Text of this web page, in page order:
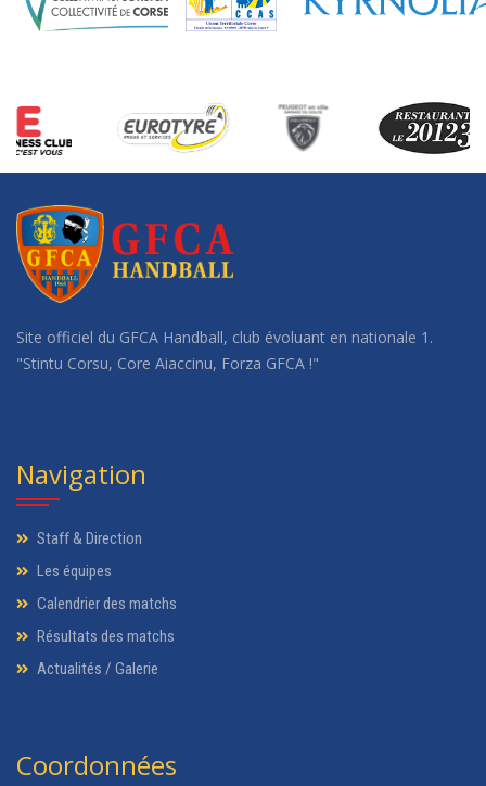
Site officiel du GFCA Handball, club évoluant en nationale 1.
"Stintu Corsu, Core Aiaccinu, Forza GFCA !"
Navigation
Staff & Direction
Les équipes
Calendrier des matchs
Résultats des matchs
Actualités / Galerie
Coordonnées